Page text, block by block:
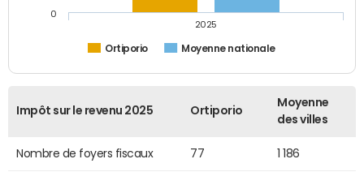
Ortiporio Moyenne nationale
2025
0
Impôt sur le revenu 2025 Ortiporio
Moyenne
des villes
Nombre de foyers fiscaux 77 1 186